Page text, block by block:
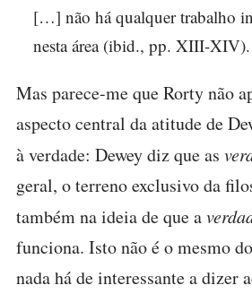
[…] não há qualquer trabalho
nesta área (ibid., pp. XIII-XIV).
Mas parece-me que Rorty não
aspecto central da atitude de
à verdade: Dewey diz que as
geral, o terreno exclusivo da
também na ideia de que a
funciona. Isto não é o mesmo
nada há de interessante a dizer